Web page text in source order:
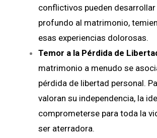
conflictivos pueden
profundo al matrimonio,
esas experiencias dolorosas.
Temor a la Pérdida de
matrimonio a menudo se
pérdida de libertad personal.
valoran su independencia, la
comprometerse para toda la
ser aterradora.